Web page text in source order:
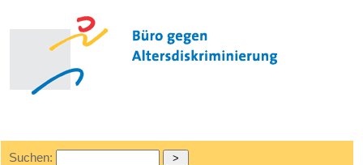
Suchen: